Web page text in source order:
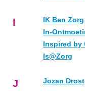
I
IK Ben Zorg
In-
Inspired by
Is@Zorg
J Jozan Drost